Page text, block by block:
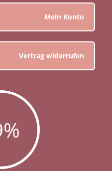
Mein Konto
Vertrag widerrufen
%